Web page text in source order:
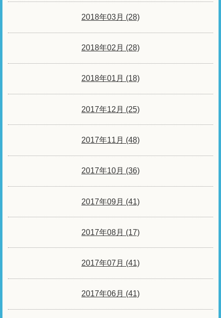
2018年03月 (28)
2018年02月 (28)
2018年01月 (18)
2017年12月 (25)
2017年11月 (48)
2017年10月 (36)
2017年09月 (41)
2017年08月 (17)
2017年07月 (41)
2017年06月 (41)